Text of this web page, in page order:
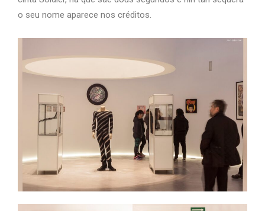
o seu nome aparece nos créditos.